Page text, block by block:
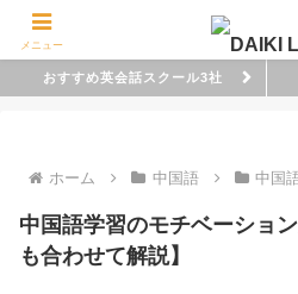
おすすめ英会話スクール3社
ホーム 中国語 中国
中国語学習のモチベーショ
も合わせて解説】
メニュー